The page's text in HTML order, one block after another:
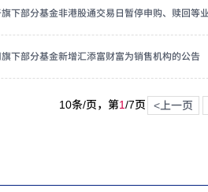
下部分基金非港股通交易日暂停申购、赎回等
下部分基金新增汇添富财富为销售机构的公告
10条/页，第1/7页 <上一页